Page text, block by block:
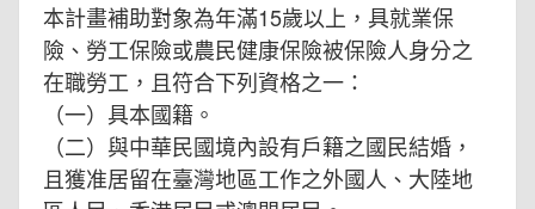
本計畫補助對象為年滿15歲以上，具就業保
險、勞工保險或農民健康保險被保險人身分之
在職勞工，且符合下列資格之一：
（一）具本國籍。
（二）與中華民國境內設有戶籍之國民結婚，
且獲准居留在臺灣地區工作之外國人、大陸地